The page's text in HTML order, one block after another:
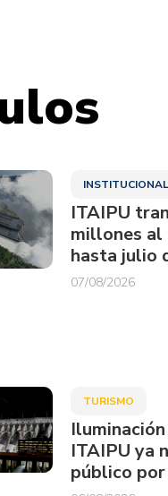
INSTITUCIONAL
ITAIPU
millones al
hasta julio
07/08/2026
TURISMO
ITAIPU ya
público